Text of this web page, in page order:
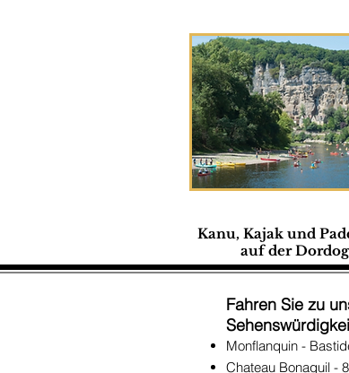
Kanu, Kajak und
auf der
Fahren Sie zu
Monflanquin -
Chateau Bonaguil -